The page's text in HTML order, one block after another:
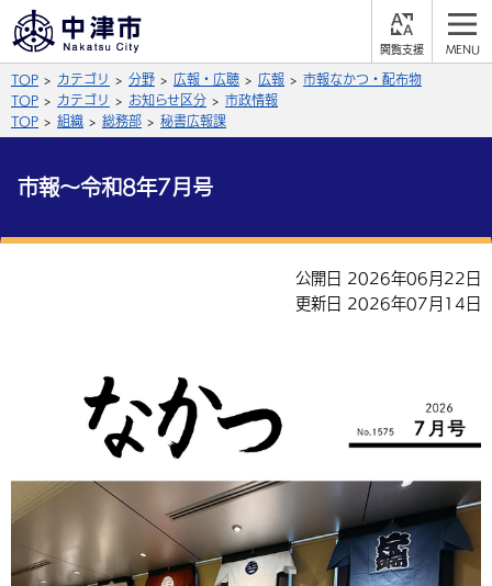
覧
支
よみあげる
文字の大きさ
拡大 標準
言語を選択
英語（English） 中国語（簡体字）
中国語（繁体字） 韓国語（한국어）
公式SNS
サイト内検索
届出・登録・証明
福祉・介護 健康・予防
環境・衛生 生涯学習・スポーツ・人権
選挙 外国人の方向け情報
事業者の方へ
入札・契約 産業・雇用
都市整備
子育て・教育
手当・助成
相談・支援・情報 計画・施策
観光・移住
スポットを探す
遊ぶ・体験する グルメ・食べる
中津市について 市役所の紹介
TOP カテゴリ 分野 広報・広聴 広報
市報なかつ・配布物
TOP
カテゴリ お知らせ区分
市政情報
TOP
組織 総務部 秘書広報課
市報～令和8年7月号
公開日 2026年06月22日
更新日 2026年07月14日